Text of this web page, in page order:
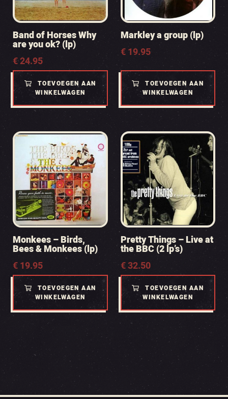
Band of Horses Why
are you ok? (lp)
€24.95
TOEVOEGEN AAN
WINKELWAGEN
Markley a group (lp)
€19.95
TOEVOEGEN AAN
WINKELWAGEN
Monkees – Birds,
Bees & Monkees (lp)
€19.95
TOEVOEGEN AAN
WINKELWAGEN
Pretty Things – Live at
the BBC (2 lp’s)
€32.50
TOEVOEGEN AAN
WINKELWAGEN